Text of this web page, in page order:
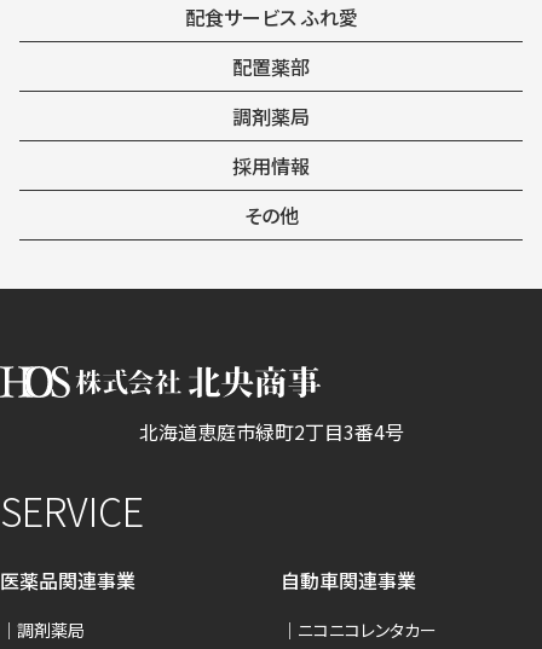
配食サービス ふれ愛
配置薬部
調剤薬局
採用情報
その他
北海道恵庭市緑町2丁目3番4号
SERVICE
医薬品関連事業
調剤薬局
自動車関連事業
ニコニコレンタカー